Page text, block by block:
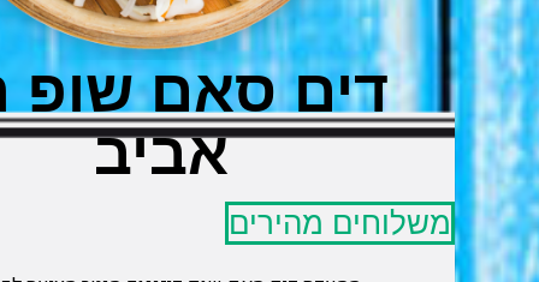
דים סאם שופ
אביב
משלוחים מהירים